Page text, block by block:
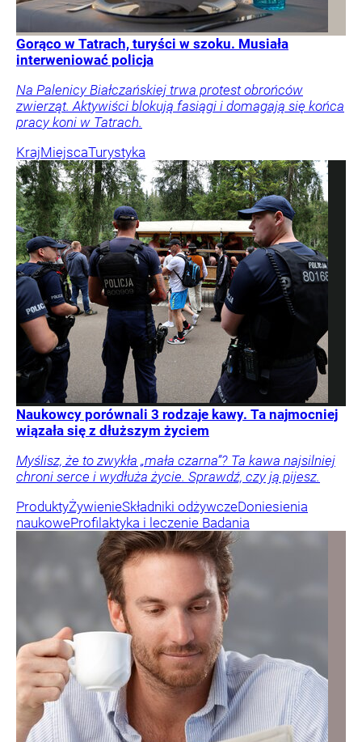
Gorąco w Tatrach, turyści w szoku. Musiała
interweniować policja
Na Palenicy Białczańskiej trwa protest obrońców
zwierząt. Aktywiści blokują fasiągi i domagają się końca
pracy koni w Tatrach.
KrajMiejscaTurystyka
Naukowcy porównali 3 rodzaje kawy. Ta najmocniej
wiązała się z dłuższym życiem
Myślisz, że to zwykła „mała czarna”? Ta kawa najsilniej
chroni serce i wydłuża życie. Sprawdź, czy ją pijesz.
ProduktyŻywienieSkładniki odżywczeDoniesienia
naukoweProfilaktyka i leczenie Badania